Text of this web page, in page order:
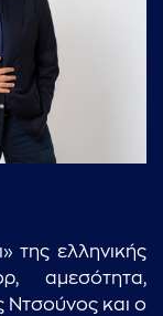
της ελληνικής
αμεσότητα,
Ντσούνος και ο